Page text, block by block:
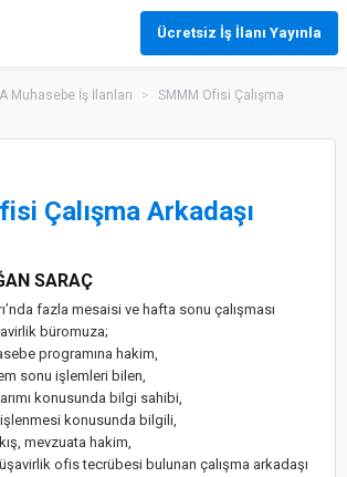
Ücretsiz İş İlanı Yayınla
Muhasebe İş İlanları >
SMMM Ofisi Çalışma
Çalışma Arkadaşı
SARAÇ
fazla mesaisi ve hafta sonu çalışması
büromuza;
programına hakim,
sonu işlemleri bilen,
konusunda bilgi sahibi,
işlenmesi konusunda bilgili,
mevzuata hakim,
ofis tecrübesi bulunan çalışma arkadaşı